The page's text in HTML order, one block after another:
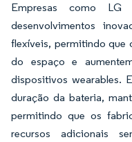
Empresas como LG
desenvolvimentos
flexíveis, permitindo que
do espaço e
dispositivos wearables.
duração da bateria,
permitindo que os
recursos adicionais